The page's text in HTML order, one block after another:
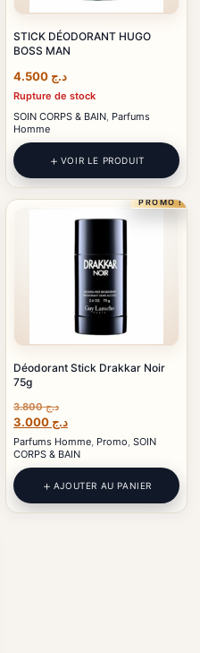
STICK DÉODORANT HUGO
BOSS MAN
د.ج
Rupture de stock
SOIN CORPS & BAIN, Parfums
Homme
VOIR LE PRODUIT
PROMO !
Déodorant Stick Drakkar Noir
75g
د.ج3.800
Le
prix
initial
était :
د.ج 3.800.
د.جLe
actuel
est :
د.ج 3.000.
Parfums Homme, Promo, SOIN
CORPS & BAIN
AJOUTER AU PANIER